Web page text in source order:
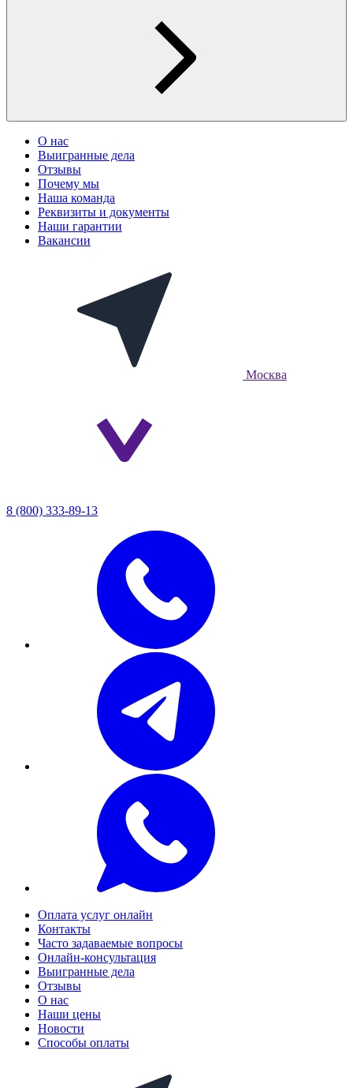
О нас
Выигранные дела
Отзывы
Почему мы
Наша команда
Реквизиты и документы
Наши гарантии
Вакансии
Москва
8 (800) 333-89-13
Оплата услуг онлайн
Контакты
Часто задаваемые вопросы
Онлайн-консультация
Выигранные дела
Отзывы
О нас
Наши цены
Новости
Способы оплаты